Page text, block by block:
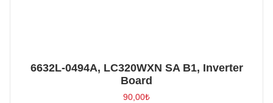
6632L-0494A, LC320WXN SA B1, Inverter
Board
90,00₺